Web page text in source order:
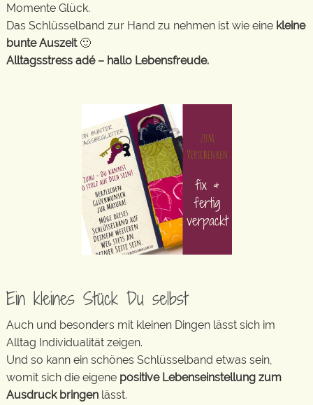
Momente Glück.
Das Schlüsselband zur Hand zu nehmen ist wie eine kleine
bunte Auszeit🙂
Alltagsstress adé – hallo Lebensfreude.
Ein kleines Stück Du selbst
Auch und besonders mit kleinen Dingen lässt sich im
Alltag Individualität zeigen.
Und so kann ein schönes Schlüsselband etwas sein,
womit sich die eigene positive Lebenseinstellung zum
Ausdruck bringen lässt.